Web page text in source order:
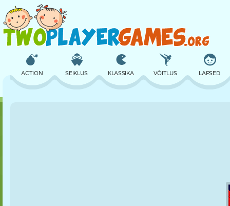
ACTION SEIKLUS KLASSIKA VÕITLUS LAPSED